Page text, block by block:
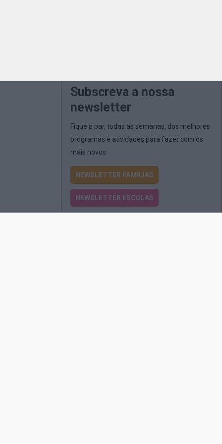
Subscreva a nossa
newsletter
Fique a par, todas as semanas, dos melhores
programas e atividades para fazer com os
mais novos
NEWSLETTER FAMÍLIAS
NEWSLETTER ESCOLAS